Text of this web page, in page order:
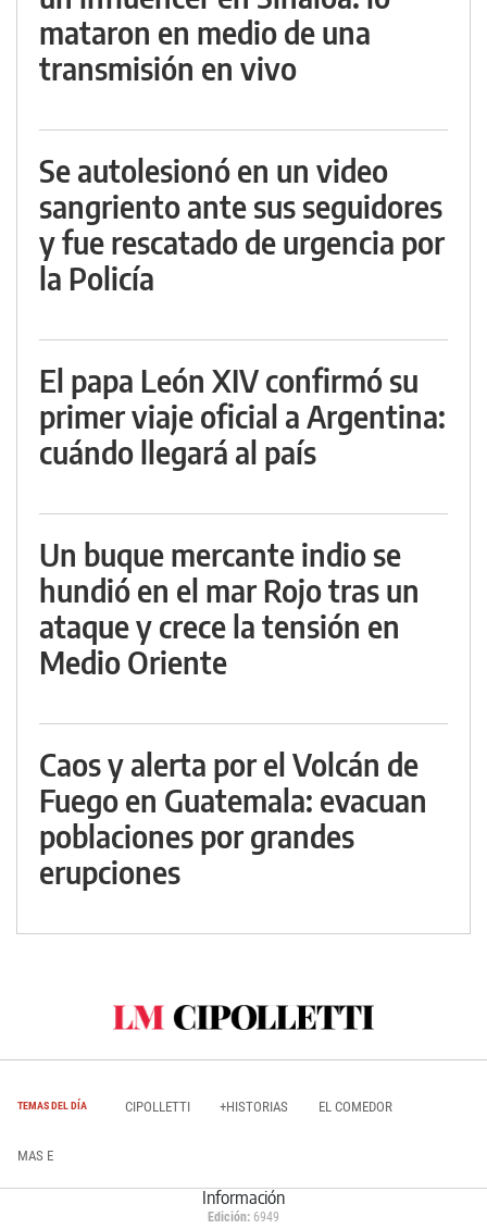
mataron en medio de una
transmisión en vivo
Se autolesionó en un video
sangriento ante sus seguidores
y fue rescatado de urgencia por
la Policía
El papa León XIV confirmó su
primer viaje oficial a Argentina:
cuándo llegará al país
Un buque mercante indio se
hundió en el mar Rojo tras un
ataque y crece la tensión en
Medio Oriente
Caos y alerta por el Volcán de
Fuego en Guatemala: evacuan
poblaciones por grandes
erupciones
TEMAS DEL DÍA CIPOLLETTI +HISTORIAS EL COMEDOR
MAS E
Información
Edición: 6949